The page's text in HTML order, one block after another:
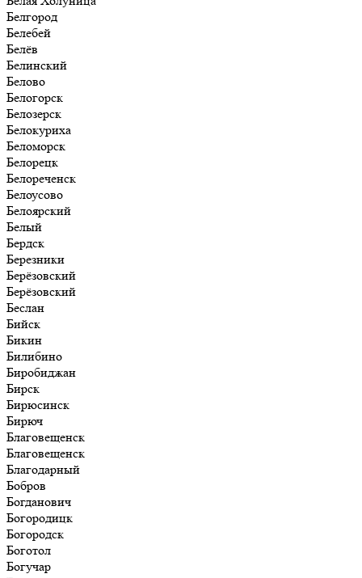
Белгород
Белебей
Белёв
Белинский
Белово
Белогорск
Белозерск
Белокуриха
Беломорск
Белорецк
Белореченск
Белоусово
Белоярский
Белый
Бердск
Березники
Берёзовский
Берёзовский
Беслан
Бийск
Бикин
Билибино
Биробиджан
Бирск
Бирюсинск
Бирюч
Благовещенск
Благовещенск
Благодарный
Бобров
Богданович
Богородицк
Богородск
Боготол
Богучар